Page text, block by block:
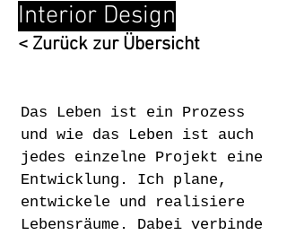
Interior Design
< Zurück zur Übersicht
Das Leben ist ein Prozess
und wie das Leben ist auch
jedes einzelne Projekt eine
Entwicklung. Ich plane,
entwickele und realisiere
Lebensräume. Dabei verbinde